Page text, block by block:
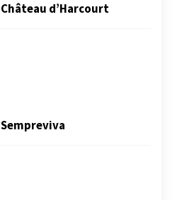
Château d’Harcourt
Sempreviva